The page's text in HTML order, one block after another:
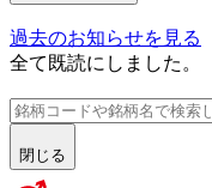
過去のお知らせを見る
全て既読にしました。
閉じる